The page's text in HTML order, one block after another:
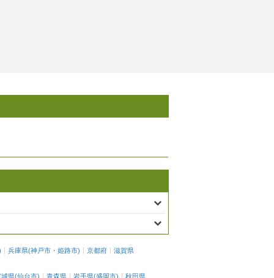
兵庫県(神戸市 ・ 姫路市) 京都府
滋賀県
城県(仙台市) 青森県 岩手県(盛岡市) 秋田県